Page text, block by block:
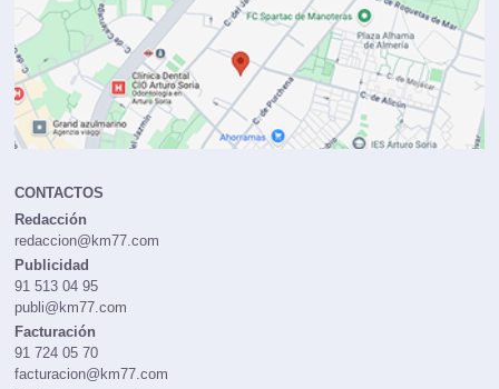
CONTACTOS
Redacción
redaccion@km77.com
Publicidad
91 513 04 95
publi@km77.com
Facturación
91 724 05 70
facturacion@km77.com